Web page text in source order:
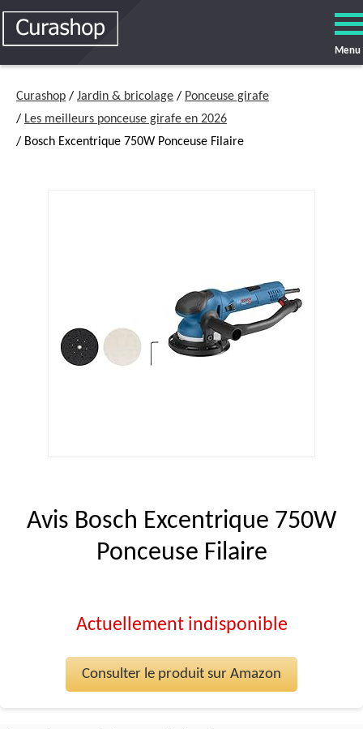
Menu
Curashop / Jardin & bricolage / Ponceuse girafe
/ Les meilleurs ponceuse girafe en 2026
/ Bosch Excentrique 750W Ponceuse Filaire
Avis Bosch Excentrique 750W
Ponceuse Filaire
Actuellement indisponible
Consulter le produit sur Amazon